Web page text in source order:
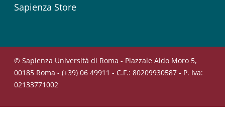
Sapienza Store
© Sapienza Università di Roma - Piazzale Aldo Moro 5,
00185 Roma - (+39) 06 49911 - C.F.: 80209930587 - P. Iva:
02133771002